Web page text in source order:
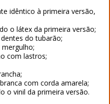
idêntico à primeira versão,
o látex da primeira versão;
do tubarão;
com lastros;
com corda amarela;
o vinil da primeira versão.